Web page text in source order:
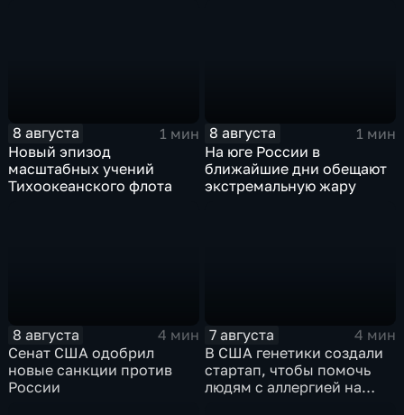
8 августа
1 мин
Новый эпизод
масштабных учений
Тихоокеанского флота
8 августа
1 мин
На юге России в
ближайшие дни обещают
экстремальную жару
8 августа
4 мин
Сенат США одобрил
новые санкции против
России
7 августа
4 мин
В США генетики создали
стартап, чтобы помочь
людям с аллергией на